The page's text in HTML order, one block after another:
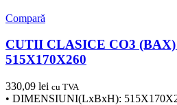
Compară
CUTII CLASICE CO3
515X170X260
330,09 lei cu TVA
• DIMENSIUNI(LxBxH):